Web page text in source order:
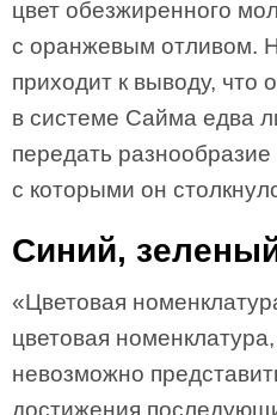
цвет обезжиренного
с оранжевым отливом.
приходит к выводу, что
в системе Сайма едва
передать разнообразие
с которыми он
Синий,
«Цветовая
цветовая
невозможно
достижения